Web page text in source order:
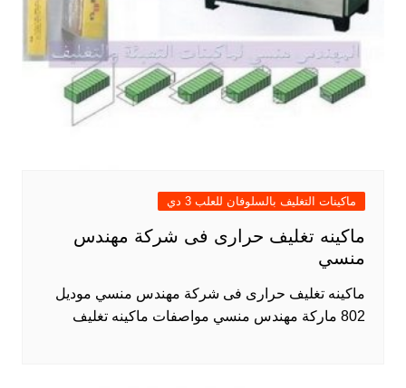
ماكينات التغليف بالسلوفان للعلب 3 دي
ماكينه تغليف حرارى فى شركة مهندس
منسي
ماكينه تغليف حرارى فى شركة مهندس منسي موديل
802 ماركة مهندس منسي مواصفات ماكينه تغليف